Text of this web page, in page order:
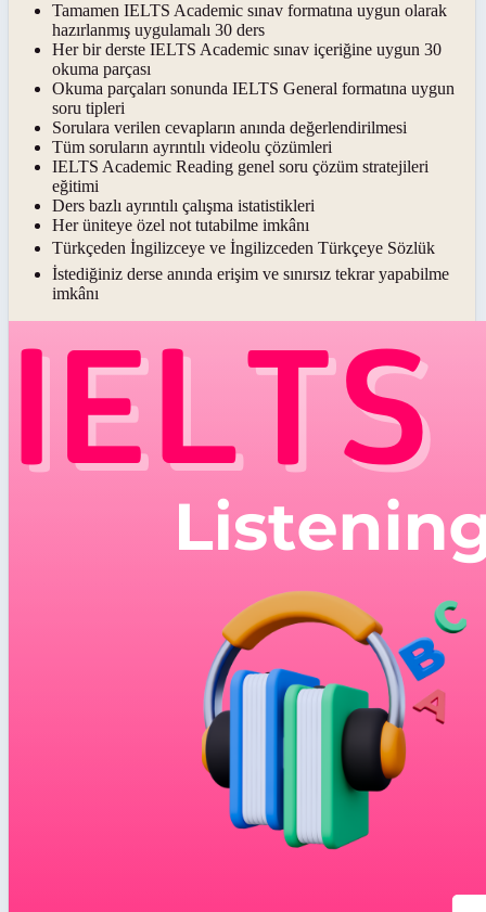
Tamamen IELTS Academic sınav formatına uygun olarak
hazırlanmış uygulamalı 30 ders
Her bir derste IELTS Academic sınav içeriğine uygun 30
okuma parçası
Okuma parçaları sonunda IELTS General formatına uygun
soru tipleri
Sorulara verilen cevapların anında değerlendirilmesi
Tüm soruların ayrıntılı videolu çözümleri
IELTS Academic Reading genel soru çözüm stratejileri
eğitimi
Ders bazlı ayrıntılı çalışma istatistikleri
Her üniteye özel not tutabilme imkânı
Türkçeden İngilizceye ve İngilizceden Türkçeye Sözlük
İstediğiniz derse anında erişim ve sınırsız tekrar yapabilme
imkânı